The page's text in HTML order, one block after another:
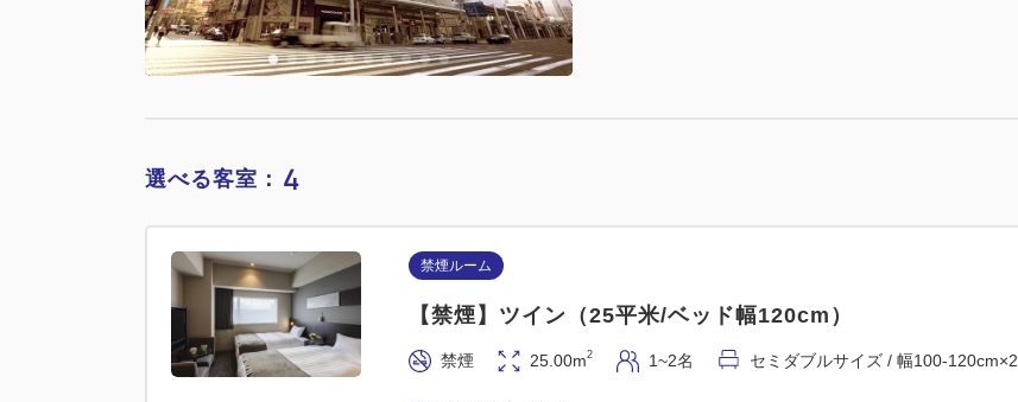
選べる客室： 4
禁煙ルーム
【禁煙】ツイン（25平米/ベッド幅120cm）
禁煙 25.00m2 1~2名 セミダブルサイズ / 幅100-120cm×2